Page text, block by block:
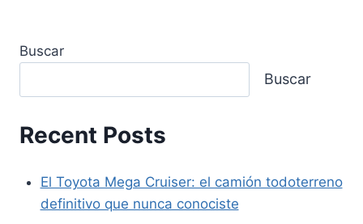
Buscar
Buscar
Recent Posts
El Toyota Mega Cruiser: el camión todoterreno
definitivo que nunca conociste